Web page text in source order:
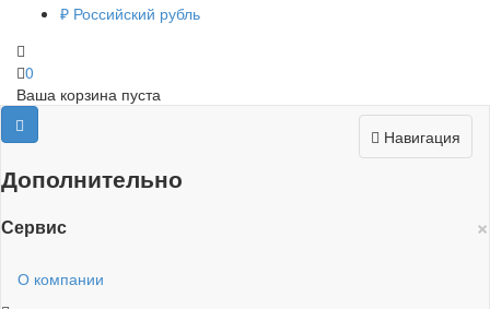
₽ Российский рубль
0
Ваша корзина пуста
Навигация
Дополнительно
×
Сервис
О компании